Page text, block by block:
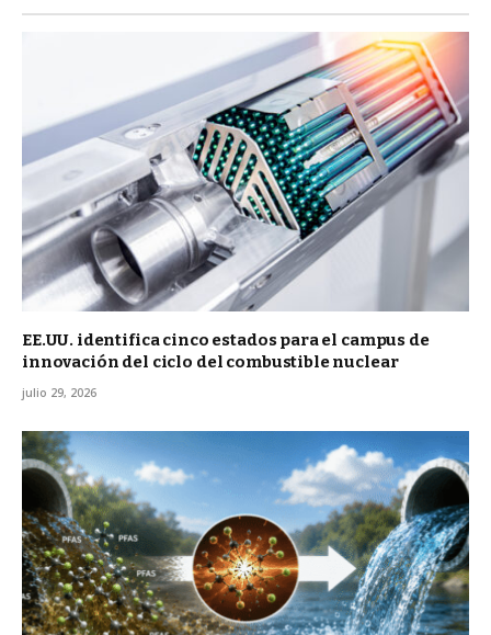
EE.UU. identifica cinco estados para el campus de
innovación del ciclo del combustible nuclear
julio 29, 2026